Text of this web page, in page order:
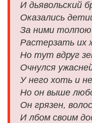
И дьявольский
Оказались
За ними толпою
Растерзать их
Но тут вдруг
Очнулся
У него хоть и
Но он выше
Он грязен,
И лбом своим